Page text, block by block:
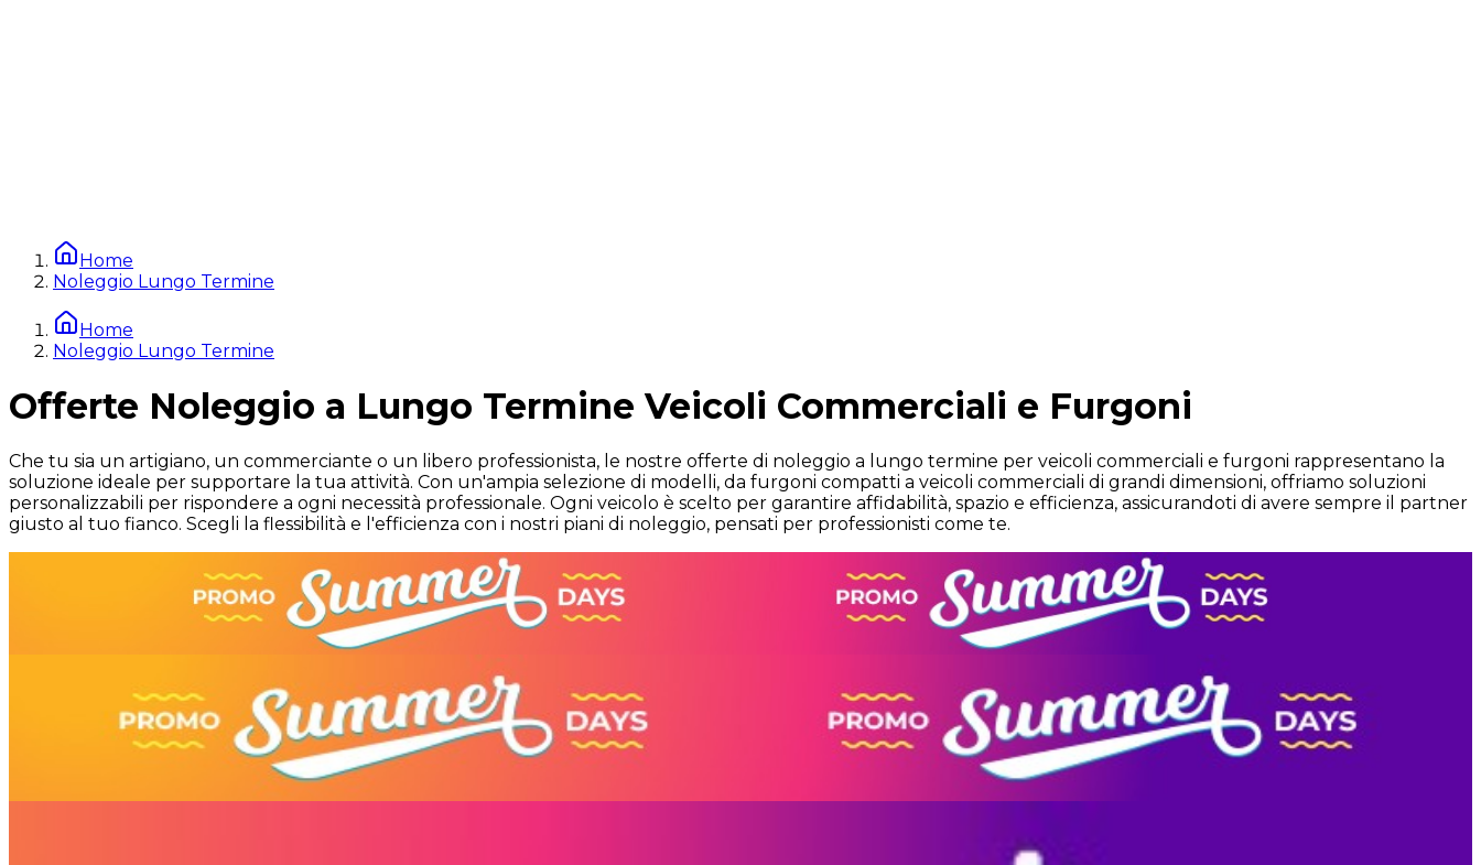
Home
Noleggio Lungo Termine
Home
Noleggio Lungo Termine
Offerte Noleggio a Lungo Termine Veicoli Commerciali e Furgoni
Che tu sia un artigiano, un commerciante o un libero professionista, le nostre offerte di noleggio a lungo termine per veicoli commerciali e furgoni rappresentano la
soluzione ideale per supportare la tua attività. Con un'ampia selezione di modelli, da furgoni compatti a veicoli commerciali di grandi dimensioni, offriamo soluzioni
personalizzabili per rispondere a ogni necessità professionale. Ogni veicolo è scelto per garantire affidabilità, spazio e efficienza, assicurandoti di avere sempre il partner
giusto al tuo fianco. Scegli la flessibilità e l'efficienza con i nostri piani di noleggio, pensati per professionisti come te.